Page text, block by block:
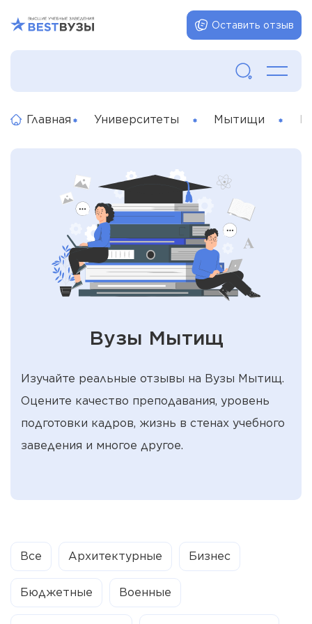
Оставить отзыв
Главная Университеты Мытищи
Вузы Мытищ
Изучайте реальные отзывы на Вузы Мытищ.
Оцените качество преподавания, уровень
подготовки кадров, жизнь в стенах учебного
заведения и многое другое.
Все Архитектурные Бизнес
Бюджетные Военные